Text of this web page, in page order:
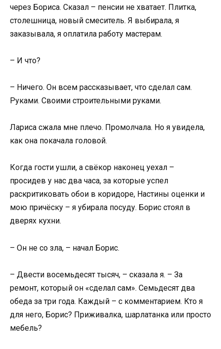
через Бориса. Сказал – пенсии не хватает. Плитка,
столешница, новый смеситель. Я выбирала, я
заказывала, я оплатила работу мастерам.
– И что?
– Ничего. Он всем рассказывает, что сделал сам.
Руками. Своими строительными руками.
Лариса сжала мне плечо. Промолчала. Но я увидела,
как она покачала головой.
Когда гости ушли, а свёкор наконец уехал –
просидев у нас два часа, за которые успел
раскритиковать обои в коридоре, Настины оценки и
мою причёску – я убирала посуду. Борис стоял в
дверях кухни.
– Он не со зла, – начал Борис.
– Двести восемьдесят тысяч, – сказала я. – За
ремонт, который он «сделал сам». Семьдесят два
обеда за три года. Каждый – с комментарием. Кто я
для него, Борис? Приживалка, шарлатанка или просто
мебель?